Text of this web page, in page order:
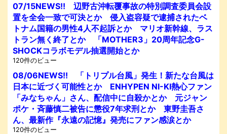
07/15NEWS!! 辺野古沖転覆事故の特別調査委員会設
置を全会一致で可決とか 侵入盗容疑で逮捕されたベ
トナム国籍の男性4人不起訴とか マリオ新幹線、ラス
トラン無く終了とか 「MOTHER3」20周年記念G-
SHOCKコラボモデル抽選開始とか
120件のビュー
08/06NEWS!! 「トリプル台風」発生！新たな台風は
日本に近づく可能性とか ENHYPEN NI-KI熱心ファン
「みなちゃん」さん、配信中に自殺かとか 元ジャン
ポケ・斉藤慎二被告に懲役7年求刑とか 東野圭吾さ
ん、最新作『永遠の記憶』発売にファン感涙とか
120件のビュー